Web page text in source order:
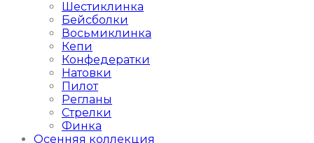
Шестиклинка
Бейсболки
Восьмиклинка
Кепи
Конфедератки
Натовки
Пилот
Регланы
Стрелки
Финка
Осенняя коллекция